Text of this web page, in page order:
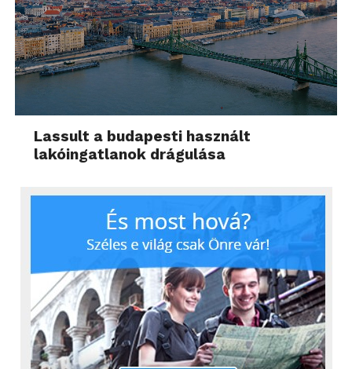
Lassult a budapesti használt
lakóingatlanok drágulása